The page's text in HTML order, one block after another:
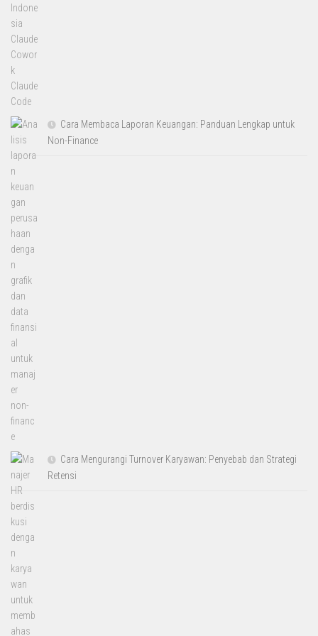
Cara Membaca Laporan Keuangan: Panduan Lengkap untuk
Non-Finance
Cara Mengurangi Turnover Karyawan: Penyebab dan Strategi
Retensi